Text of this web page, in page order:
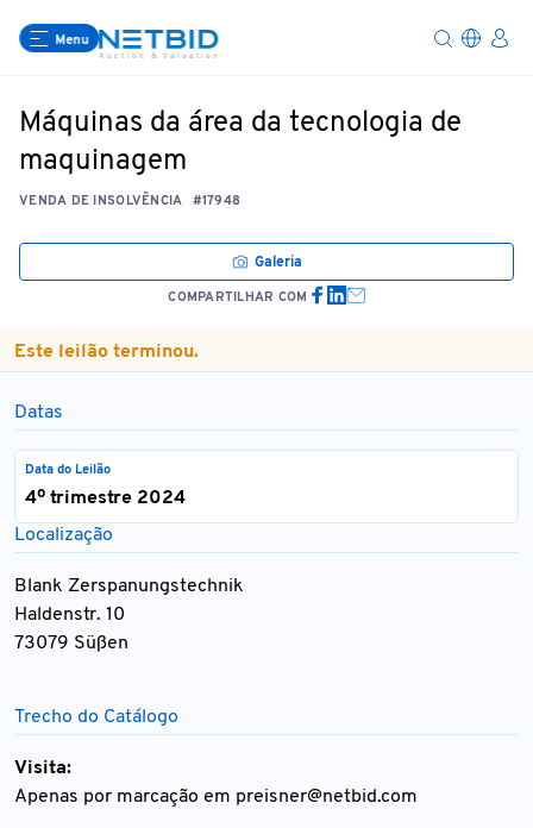
Menu
Máquinas da área da tecnologia de
maquinagem
VENDA DE INSOLVÊNCIA #17948
Galeria
COMPARTILHAR COM
Este leilão terminou.
Datas
Data do Leilão
4º trimestre 2024
Localização
Blank Zerspanungstechnik
Haldenstr. 10
73079 Süßen
Trecho do Catálogo
Visita:
Apenas por marcação em preisner@netbid.com